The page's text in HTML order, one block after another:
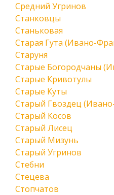
Средний Угринов
Станковцы
Станьковая
Старая Гута (Ивано-
Старуня
Старые Богородчаны
Старые Кривотулы
Старые Куты
Старый Гвоздец
Старый Косов
Старый Лисец
Старый Мизунь
Старый Угринов
Стебни
Стецева
Стопчатов